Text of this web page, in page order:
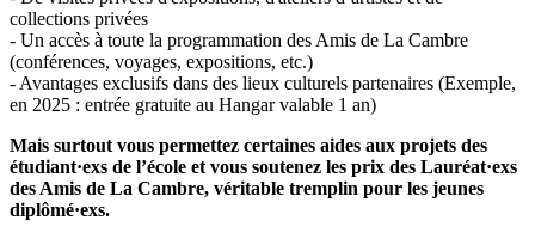
collections privées
- Un accès à toute la programmation des Amis de La Cambre
(conférences, voyages, expositions, etc.)
- Avantages exclusifs dans des lieux culturels partenaires (Exemple,
en 2025 : entrée gratuite au Hangar valable 1 an)
Mais surtout vous permettez certaines aides aux projets des
étudiant·exs de l’école et vous soutenez les prix des Lauréat·exs
des Amis de La Cambre, véritable tremplin pour les jeunes
diplômé·exs.